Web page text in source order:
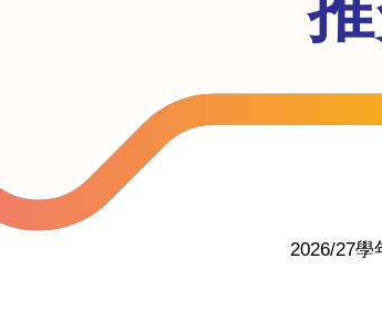
2026/27